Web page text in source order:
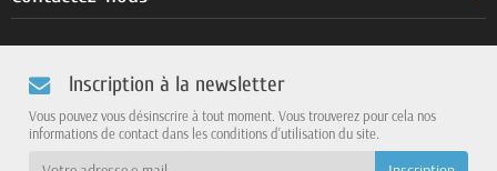
Inscription à la newsletter
Vous pouvez vous désinscrire à tout moment. Vous trouverez pour cela nos
informations de contact dans les conditions d'utilisation du site.